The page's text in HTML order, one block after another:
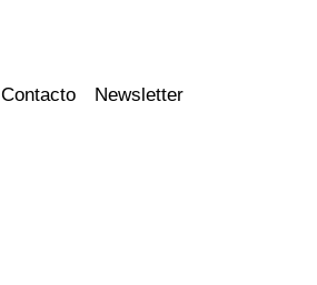
Contacto Newsletter